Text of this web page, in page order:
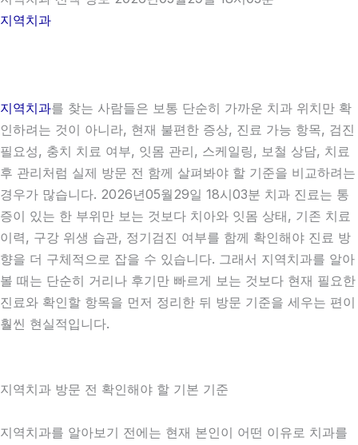
지역치과
지역치과를 찾는 사람들은 보통 단순히 가까운 치과 위치만 확
인하려는 것이 아니라, 현재 불편한 증상, 진료 가능 항목, 검진
필요성, 충치 치료 여부, 잇몸 관리, 스케일링, 보철 상담, 치료
후 관리처럼 실제 방문 전 함께 살펴봐야 할 기준을 비교하려는
경우가 많습니다. 2026년05월29일 18시03분 치과 진료는 통
증이 있는 한 부위만 보는 것보다 치아와 잇몸 상태, 기존 치료
이력, 구강 위생 습관, 정기검진 여부를 함께 확인해야 진료 방
향을 더 구체적으로 잡을 수 있습니다. 그래서 지역치과를 알아
볼 때는 단순히 거리나 후기만 빠르게 보는 것보다 현재 필요한
진료와 확인할 항목을 먼저 정리한 뒤 방문 기준을 세우는 편이
훨씬 현실적입니다.
지역치과 방문 전 확인해야 할 기본 기준
지역치과를 알아보기 전에는 현재 본인이 어떤 이유로 치과를